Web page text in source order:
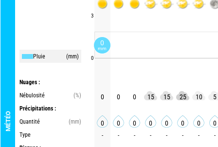
MÉTÉO
Pluie (mm)
Nuages :
Nébulosité
(%)
Précipitations :
Quantité
(mm)
Type
3
0
0 0 0 15 15 25 10 5
0 0 0 0 0 0 0 0
- - - - - - - -
0
mm